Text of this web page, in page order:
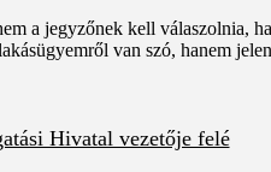
a jegyzőnek kell
van szó, hanem
Hivatal vezetője felé